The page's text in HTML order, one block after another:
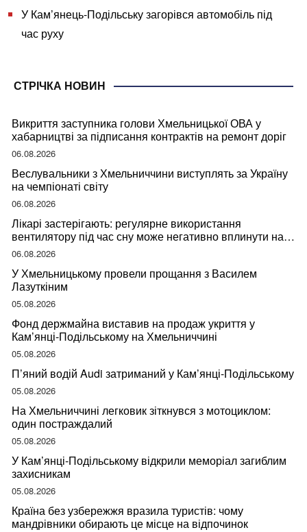
У Кам’янець-Подільську загорівся автомобіль під
час руху
СТРІЧКА НОВИН
Викриття заступника голови Хмельницької ОВА у
хабарництві за підписання контрактів на ремонт доріг
06.08.2026
Веслувальники з Хмельниччини виступлять за Україну
на чемпіонаті світу
06.08.2026
Лікарі застерігають: регулярне використання
вентилятору під час сну може негативно вплинути на
ваше здоров’я
06.08.2026
У Хмельницькому провели прощання з Василем
Лазуткіним
05.08.2026
Фонд держмайна виставив на продаж укриття у
Кам’янці-Подільському на Хмельниччині
05.08.2026
П’яний водій Audi затриманий у Кам’янці-Подільському
05.08.2026
На Хмельниччині легковик зіткнувся з мотоциклом:
один постраждалий
05.08.2026
У Кам’янці-Подільському відкрили меморіал загиблим
захисникам
05.08.2026
Країна без узбережжя вразила туристів: чому
мандрівники обирають це місце на відпочинок